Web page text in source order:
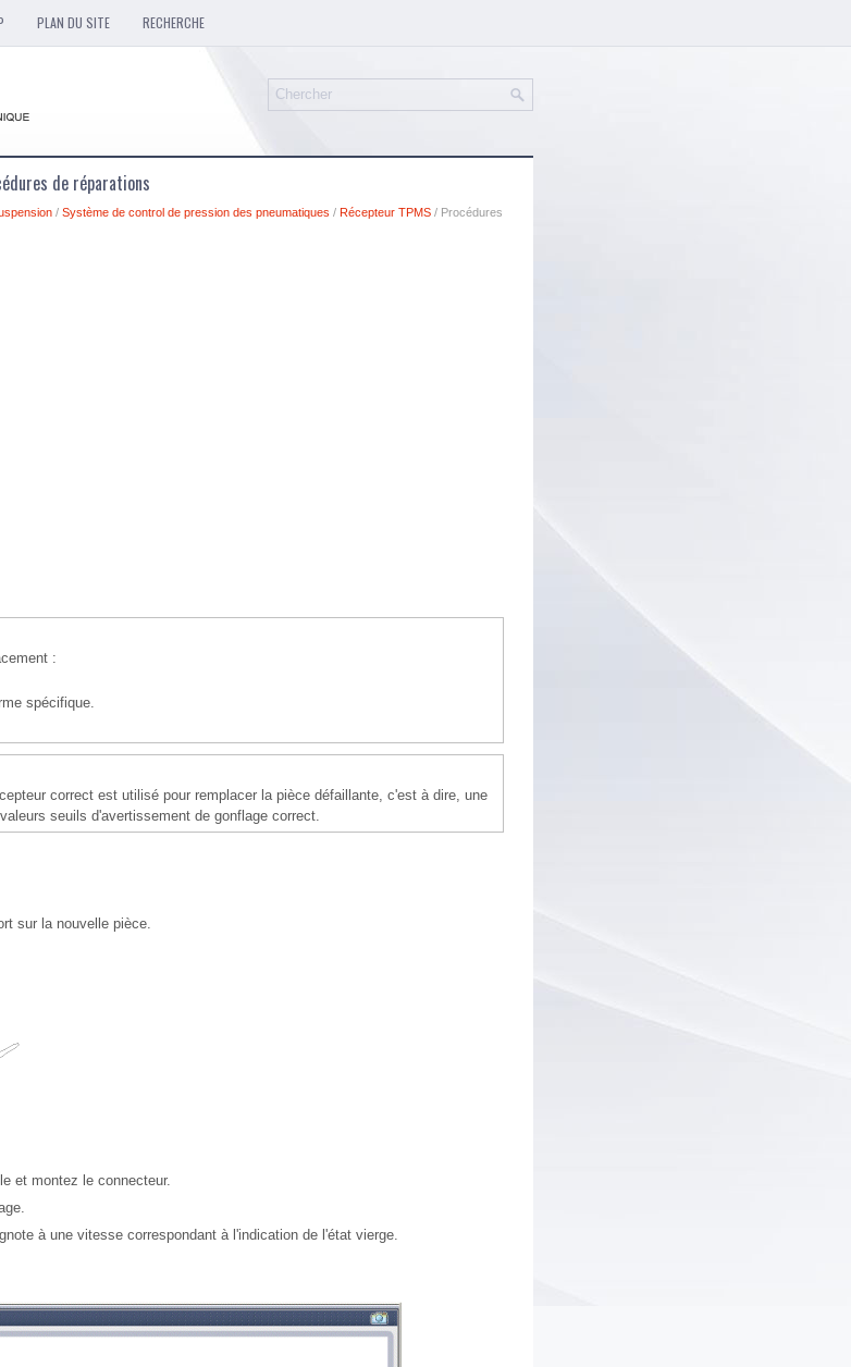
PLAN DU SITE RECHERCHE
de réparations
/ Système de control de pression des pneumatiques / Récepteur TPMS / Procédures
:
spécifique.
correct est utilisé pour remplacer la pièce défaillante, c'est à dire, une
seuils d'avertissement de gonflage correct.
sur la nouvelle pièce.
et montez le connecteur.
à une vitesse correspondant à l'indication de l'état vierge.